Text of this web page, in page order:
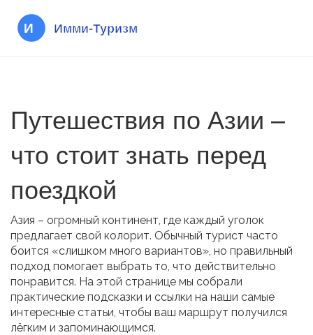
Путешествия по Азии –
что стоит знать перед
поездкой
Азия – огромный континент, где каждый уголок
предлагает свой колорит. Обычный турист часто
боится «слишком много вариантов», но правильный
подход помогает выбрать то, что действительно
понравится. На этой странице мы собрали
практические подсказки и ссылки на наши самые
интересные статьи, чтобы ваш маршрут получился
лёгким и запоминающимся.